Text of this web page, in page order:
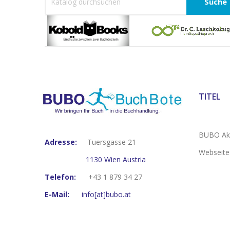
Adresse:
Tuersgasse 21
1130 Wien Austria
Telefon:
+43 1 879 34 27
E-Mail:
info[at]bubo.at
TITEL
BUBO